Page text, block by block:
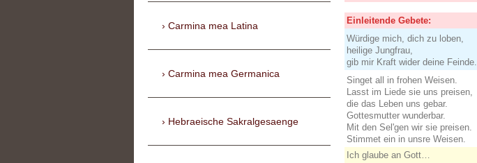
Einleitende Gebete:
Würdige mich, dich zu loben,
heilige Jungfrau,
gib mir Kraft wider deine Feinde.
Singet all in frohen Weisen.
Lasst im Liede sie uns preisen,
die das Leben uns gebar.
Gottesmutter wunderbar.
Mit den Sel'gen wir sie preisen.
Stimmet ein in unsre Weisen.
Ich glaube an Gott…
Carmina mea Latina
Carmina mea Germanica
Hebraeische Sakralgesaenge